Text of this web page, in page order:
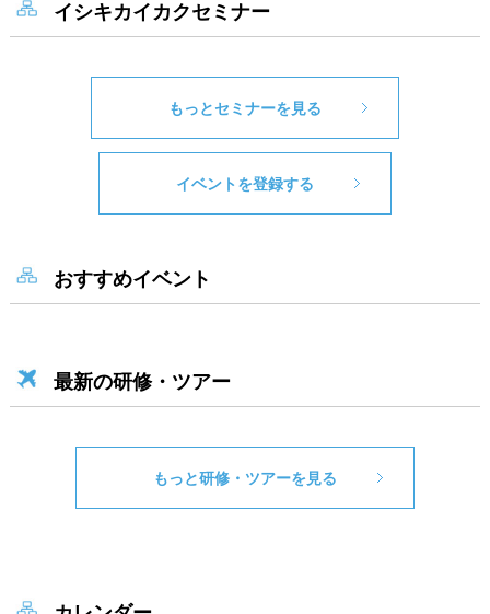
イシキカイカクセミナー
もっとセミナーを見る
イベントを登録する
おすすめイベント
最新の研修・ツアー
もっと研修・ツアーを見る